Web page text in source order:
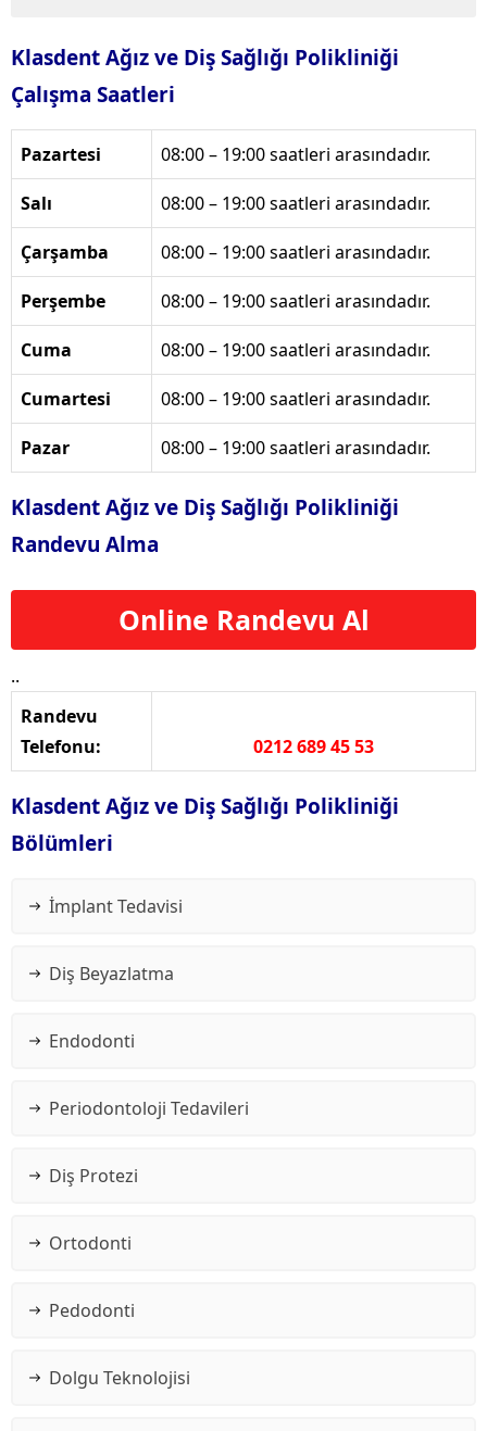
Klasdent Ağız ve Diş Sağlığı Polikliniği
Çalışma Saatleri
Pazartesi 08:00 – 19:00 saatleri arasındadır.
Salı 08:00 – 19:00 saatleri arasındadır.
Çarşamba 08:00 – 19:00 saatleri arasındadır.
Perşembe 08:00 – 19:00 saatleri arasındadır.
Cuma 08:00 – 19:00 saatleri arasındadır.
Cumartesi 08:00 – 19:00 saatleri arasındadır.
Pazar 08:00 – 19:00 saatleri arasındadır.
Klasdent Ağız ve Diş Sağlığı Polikliniği
Randevu Alma
Online Randevu Al
..
Randevu
Telefonu:
0212 689 45 53
Klasdent Ağız ve Diş Sağlığı Polikliniği
Bölümleri
İmplant Tedavisi
Diş Beyazlatma
Endodonti
Periodontoloji Tedavileri
Diş Protezi
Ortodonti
Pedodonti
Dolgu Teknolojisi